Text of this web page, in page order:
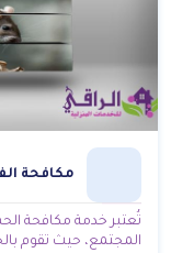
مكافحة
تُعتبر خدمة مكافحة
المجتمع، حيث تقوم